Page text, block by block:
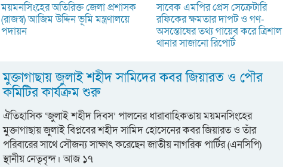
ময়মনসিংহের অতিরিক্ত জেলা প্রশাসক
(রাজস্ব) আজিম উদ্দিন ভূমি মন্ত্রণালয়ে
পদায়ন
সাবেক এমপির প্রেস সেক্রেটারি
রফিকের ক্ষমতার দাপট ও গণ-
অসন্তোষের তথ্য গায়েব করে ত্রিশাল
থানার সাজানো রিপোর্ট
মুক্তাগাছায় জুলাই শহীদ সামিদের কবর জিয়ারত ও পৌর
কমিটির কার্যক্রম শুরু
ঐতিহাসিক ‘জুলাই শহীদ দিবস’ পালনের ধারাবাহিকতায় ময়মনসিংহের
মুক্তাগাছায় জুলাই বিপ্লবের শহীদ সামিদ হোসেনের কবর জিয়ারত ও তাঁর
পরিবারের সাথে সৌজন্য সাক্ষাৎ করেছেন জাতীয় নাগরিক পার্টির (এনসিপি)
স্থানীয় নেতৃবৃন্দ। আজ ১৭